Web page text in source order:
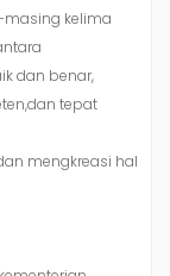
masing kelima
dan benar,
tepat
mengkreasi hal